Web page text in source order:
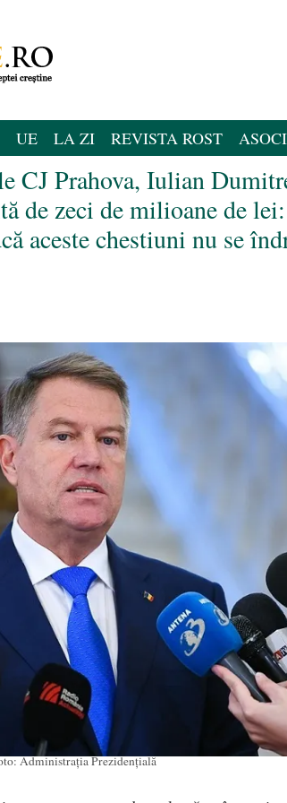
UE LA ZI REVISTA ROST
CJ Prahova, Iulian
de zeci de milioane de
aceste chestiuni nu se
Administrația Prezidențială